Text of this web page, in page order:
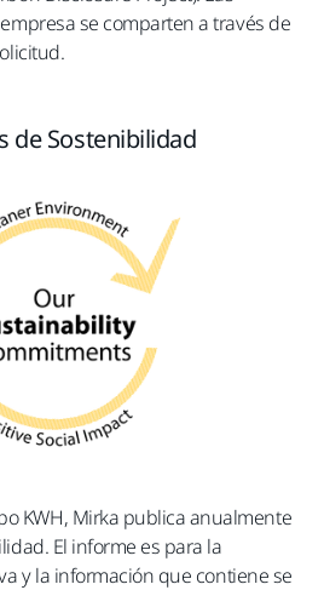
se comparten a través de
de Sostenibilidad
KWH, Mirka publica anualmente
El informe es para la
yla información que contiene se